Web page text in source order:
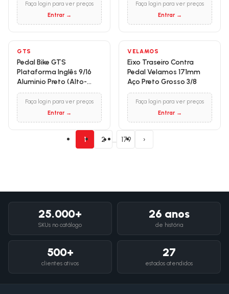
Faça login para ver preços
Entrar →
Faça login para ver preços
Entrar →
GTS
Pedal Bike GTS
Plataforma Inglês 9/16
Aluminio Preto (Alto-
Relevo)
Faça login para ver preços
Entrar →
VELAMOS
Eixo Traseiro Contra
Pedal Velamos 171mm
Aço Preto Grosso 3/8
Faça login para ver preços
Entrar →
1 2 179 ›
25.000+
SKUs no catálogo
26 anos
de história
500+
clientes ativos
27
estados atendidos